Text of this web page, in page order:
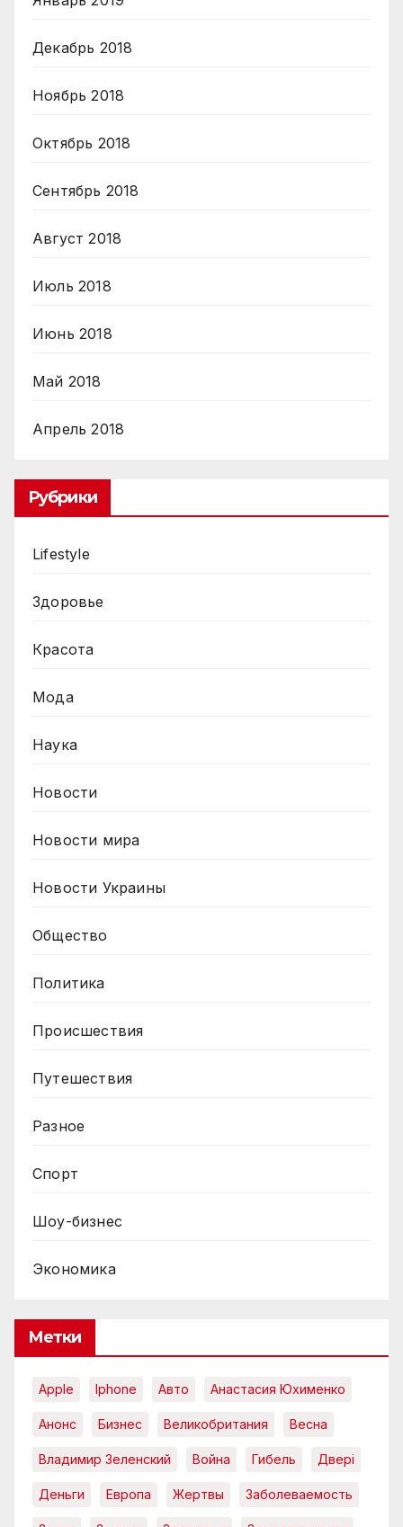
Декабрь 2018
Ноябрь 2018
Октябрь 2018
Сентябрь 2018
Август 2018
Июль 2018
Июнь 2018
Май 2018
Апрель 2018
Рубрики
Lifestyle
Здоровье
Красота
Мода
Наука
Новости
Новости мира
Новости Украины
Общество
Политика
Происшествия
Путешествия
Разное
Спорт
Шоу-бизнес
Экономика
Метки
Apple Iphone Авто Анастасия Юхименко
Анонс Бизнес Великобритания Весна
Владимир Зеленский Война Гибель Двері
Деньги Европа Жертвы Заболеваемость